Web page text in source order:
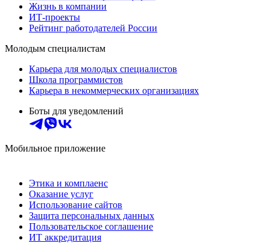
Жизнь в компании
ИТ-проекты
Рейтинг работодателей России
Молодым специалистам
Карьера для молодых специалистов
Школа программистов
Карьера в некоммерческих организациях
Боты для уведомлений
Мобильное приложение
Этика и комплаенс
Оказание услуг
Использование сайтов
Защита персональных данных
Пользовательское соглашение
ИТ аккредитация